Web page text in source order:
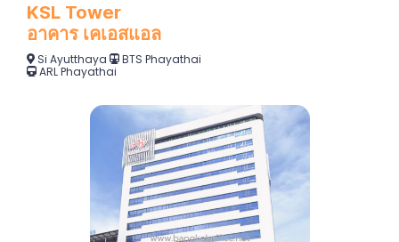
KSL Tower
อาคาร เคเอสแอล
Si Ayutthaya
BTS Phayathai
ARL Phayathai